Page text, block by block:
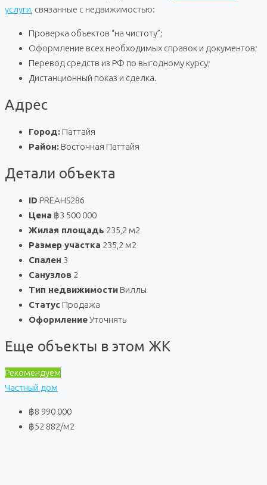
услуги , связанные с недвижимостью:
Проверка объектов “на чистоту”;
Оформление всех необходимых справок и документов;
Перевод средств из РФ по выгодному курсу;
Дистанционный показ и сделка.
Адрес
Город: Паттайя
Район: Восточная Паттайя
Детали объекта
ID PREAHS286
Цена ฿3 500 000
Жилая площадь 235,2 м2
Размер участка 235,2 м2
Спален 3
Санузлов 2
Тип недвижимости Виллы
Статус Продажа
ОформлениеУточнять
Еще объекты в этом ЖК
Рекомендуем
Частный дом
฿8 990 000
฿52 882/м2